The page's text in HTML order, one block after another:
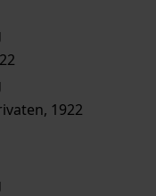
1922